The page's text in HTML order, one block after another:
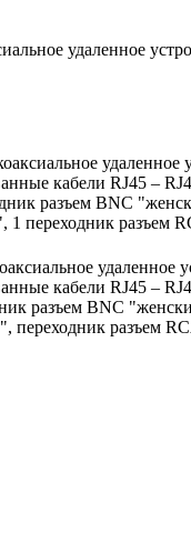
удаленное
кабели RJ45 –
разъем BNC
переходник разъем
удаленное
кабели RJ45 –
разъем BNC
разъем